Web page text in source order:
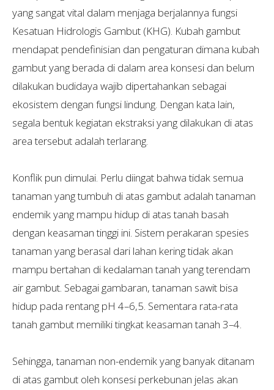
yang sangat vital dalam menjaga berjalannya fungsi
Kesatuan Hidrologis Gambut (KHG). Kubah gambut
mendapat pendefinisian dan pengaturan dimana kubah
gambut yang berada di dalam area konsesi dan belum
dilakukan budidaya wajib dipertahankan sebagai
ekosistem dengan fungsi lindung. Dengan kata lain,
segala bentuk kegiatan ekstraksi yang dilakukan di atas
area tersebut adalah terlarang.
Konflik pun dimulai. Perlu diingat bahwa tidak semua
tanaman yang tumbuh di atas gambut adalah tanaman
endemik yang mampu hidup di atas tanah basah
dengan keasaman tinggi ini. Sistem perakaran spesies
tanaman yang berasal dari lahan kering tidak akan
mampu bertahan di kedalaman tanah yang terendam
air gambut. Sebagai gambaran, tanaman sawit bisa
hidup pada rentang pH 4–6,5. Sementara rata-rata
tanah gambut memiliki tingkat keasaman tanah 3–4.
Sehingga, tanaman non-endemik yang banyak ditanam
di atas gambut oleh konsesi perkebunan jelas akan